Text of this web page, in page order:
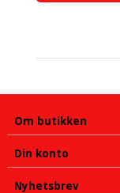
Om butikken
Din konto
Nyhetsbrev